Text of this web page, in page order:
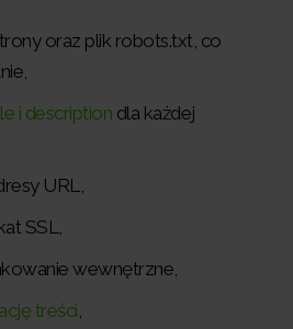
oraz plik robots.txt, co
i description dla każdej
URL,
SSL,
wewnętrzne,
treści